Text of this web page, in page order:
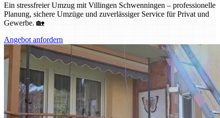
Ein stressfreier Umzug mit Villingen Schwenningen – professionelle
Planung, sichere Umzüge und zuverlässiger Service für Privat und
Gewerbe. 🏡
Angebot anfordern